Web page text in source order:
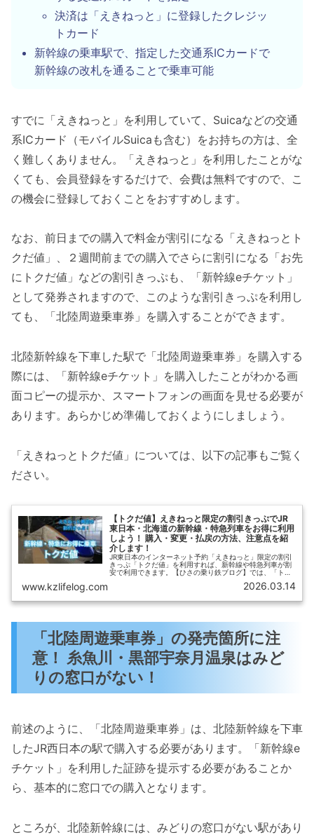
決済は「えきねっと」に登録したクレジッ
トカード
新幹線の乗車駅で、指定した交通系ICカードで
新幹線の改札を通ることで乗車可能
すでに「えきねっと」を利用していて、Suicaなどの交通
系ICカード（モバイルSuicaも含む）をお持ちの方は、全
く難しくありません。「えきねっと」を利用したことがな
くても、会員登録をするだけで、会費は無料ですので、こ
の機会に登録しておくことをおすすめします。
なお、前日までの購入で料金が割引になる「えきねっとト
クだ値」、２週間前までの購入でさらに割引になる「お先
にトクだ値」などの割引きっぷも、「新幹線eチケット」
として発券されますので、このような割引きっぷを利用し
ても、「北陸周遊乗車券」を購入することができます。
北陸新幹線を下車した駅で「北陸周遊乗車券」を購入する
際には、「新幹線eチケット」を購入したことがわかる画
面コピーの提示か、スマートフォンの画面を見せる必要が
あります。あらかじめ準備しておくようにしましょう。
「えきねっとトクだ値」については、以下の記事もご覧く
ださい。
【トクだ値】えきねっと限定の割引きっぷでJR
東日本・北海道の新幹線・特急列車をお得に利用
しよう！ 購入・変更・払戻の方法、注意点を紹
介します！
JR東日本のインターネット予約「えきねっと」限定の割引
きっぷ「トクだ値」を利用すれば、新幹線や特急列車が割
安で利用できます。【ひさの乗り鉄ブログ】では、「トク
変更や払い戻し（キャンセル）の注意点、上手な利用法を
www.kzlifelog.com 2026.03.14
「北陸周遊乗車券」の発売箇所に注
意！ 糸魚川・黒部宇奈月温泉はみど
りの窓口がない！
前述のように、「北陸周遊乗車券」は、北陸新幹線を下車
したJR西日本の駅で購入する必要があります。「新幹線e
チケット」を利用した証跡を提示する必要があることか
ら、基本的に窓口での購入となります。
ところが、北陸新幹線には、みどりの窓口がない駅があり